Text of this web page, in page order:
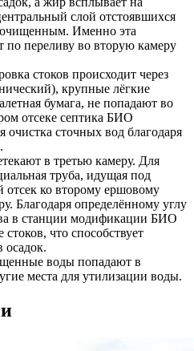
слой отстоявшихся
очищенным. Именно эта
по переливу во вторую камеру
стоков происходит через
крупные лёгкие
бумага, не попадают во
отсеке септика БИО
очистка сточных вод благодаря
в третью камеру. Для
труба, идущая под
отсек ко второму ершовому
Благодаря определённому углу
в станции модификации БИО
что способствует
воды попадают в
места для утилизации воды.